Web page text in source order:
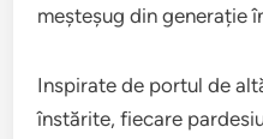
meșteșug din generație
Inspirate de portul de
înstărite, fiecare